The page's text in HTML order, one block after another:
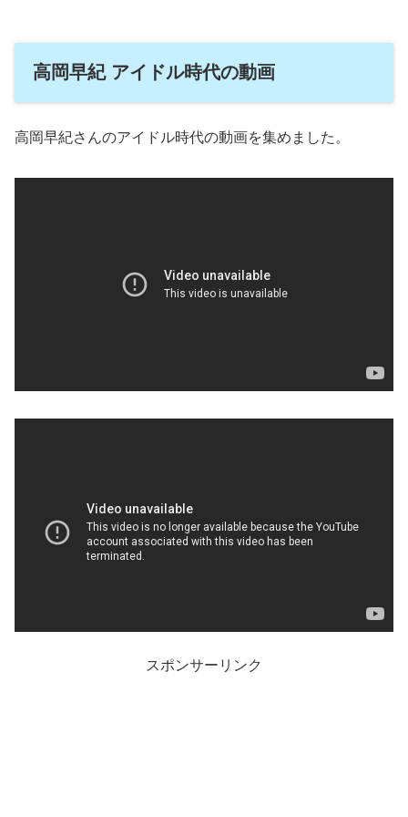
高岡早紀 アイドル時代の動画
高岡早紀さんのアイドル時代の動画を集めました。
スポンサーリンク